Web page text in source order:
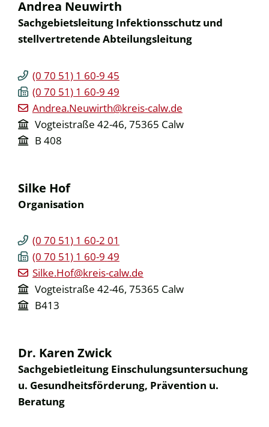
Andrea Neuwirth
Sachgebietsleitung Infektionsschutz und
stellvertretende Abteilungsleitung
(0 70 51) 1 60-9 45
(0 70 51) 1 60-9 49
Andrea.Neuwirth@kreis-calw.de
Vogteistraße 42-46, 75365 Calw
B 408
Silke Hof
Organisation
(0 70 51) 1 60-2 01
(0 70 51) 1 60-9 49
Silke.Hof@kreis-calw.de
Vogteistraße 42-46, 75365 Calw
B413
Dr. Karen Zwick
Sachgebietleitung Einschulungsuntersuchung
u. Gesundheitsförderung, Prävention u.
Beratung